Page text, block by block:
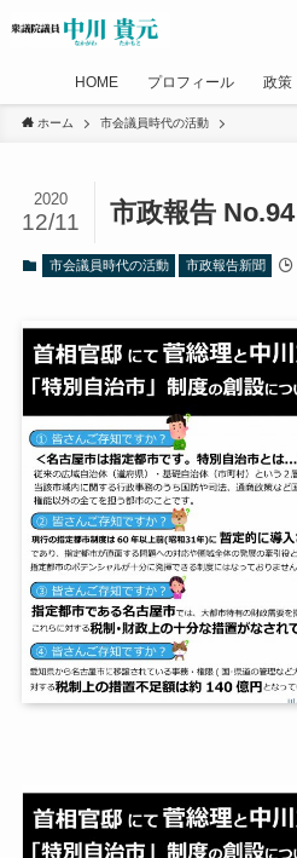
HOME プロフィール 政策
ホーム 市会議員時代の活動
市政報告 No.94
2020
12/11
市会議員時代の活動 市政報告新聞